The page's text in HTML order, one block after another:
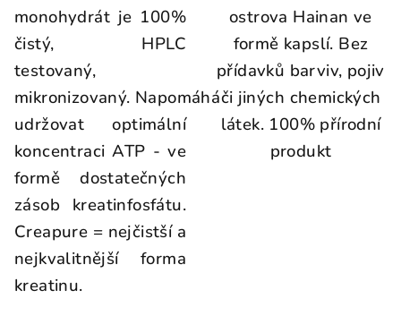
monohydrát je 100%
čistý, HPLC
testovaný,
mikronizovaný. Napomáhá
udržovat optimální
koncentraci ATP - ve
formě dostatečných
zásob kreatinfosfátu.
Creapure = nejčistší a
nejkvalitnější forma
kreatinu.
ostrova Hainan ve
formě kapslí. Bez
přídavků barviv, pojiv
či jiných chemických
látek. 100% přírodní
produkt